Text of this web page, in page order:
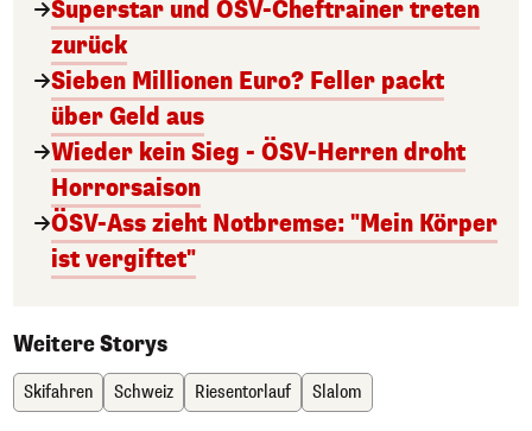
Superstar und ÖSV-Cheftrainer treten
zurück
Sieben Millionen Euro? Feller packt
über Geld aus
Wieder kein Sieg - ÖSV-Herren droht
Horrorsaison
ÖSV-Ass zieht Notbremse: "Mein Körper
ist vergiftet"
Weitere Storys
Skifahren Schweiz Riesentorlauf Slalom